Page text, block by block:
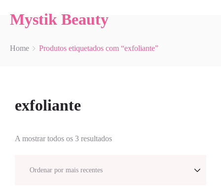
Mystik Beauty
Home Produtos etiquetados com “exfoliante”
exfoliante
A mostrar todos os 3 resultados